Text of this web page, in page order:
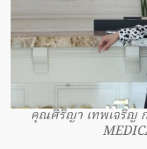
คุณศิริญา เทพเจริญ ก